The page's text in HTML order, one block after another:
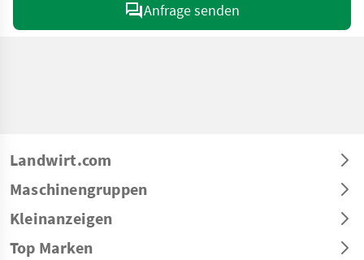
Anfrage senden
Landwirt.com
Maschinengruppen
Kleinanzeigen
Top Marken